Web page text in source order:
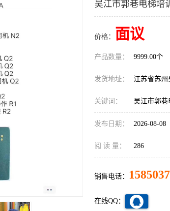
吴江市郭巷电梯培
价格： 面议
产品数量： 9999.00个
发货地址： 江苏省苏州
关键词： 吴江市郭巷
发布日期： 2026-08-08
阅 读 量： 286
销售电话：
在线QQ：